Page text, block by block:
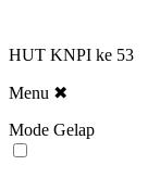
HUT KNPI ke 53
Menu ✖
Mode Gelap